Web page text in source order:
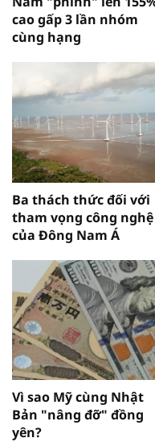
cao gấp 3 lần nhóm
cùng hạng
Ba thách thức đối với
tham vọng công nghệ
của Đông Nam Á
Vì sao Mỹ cùng Nhật
Bản "nâng đỡ" đồng
yên?